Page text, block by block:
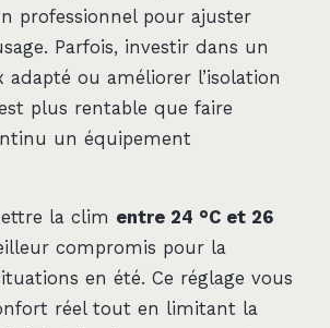
professionnel pour ajuster
Parfois, investir dans un
adapté ou améliorer l’isolation
plus rentable que faire
un équipement
la clim entre 24 °C et 26
compromis pour la
en été. Ce réglage vous
réel tout en limitant la